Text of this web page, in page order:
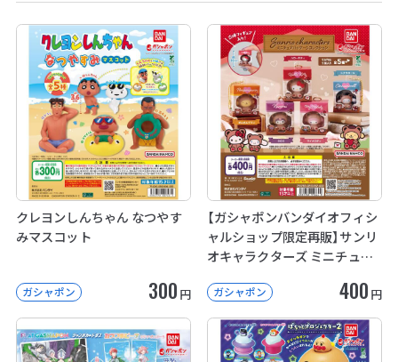
クレヨンしんちゃん なつやす
みマスコット
ガシャポン 300 円
【ガシャポンバンダイオフィシ
ャルショップ限定再販】サンリ
オキャラクターズ ミニチュア
ガシャポン 400 円